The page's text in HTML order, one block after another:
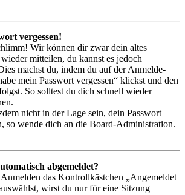
vergessen!
Wir können dir zwar dein altes
mitteilen, du kannst es jedoch
machst du, indem du auf der Anmelde-
mein Passwort vergessen“ klickst und den
So solltest du dich schnell wieder
nicht in der Lage sein, dein Passwort
so wende dich an die Board-Administration.
abgemeldet?
das Kontrollkästchen „Angemeldet
wirst du nur für eine Sitzung